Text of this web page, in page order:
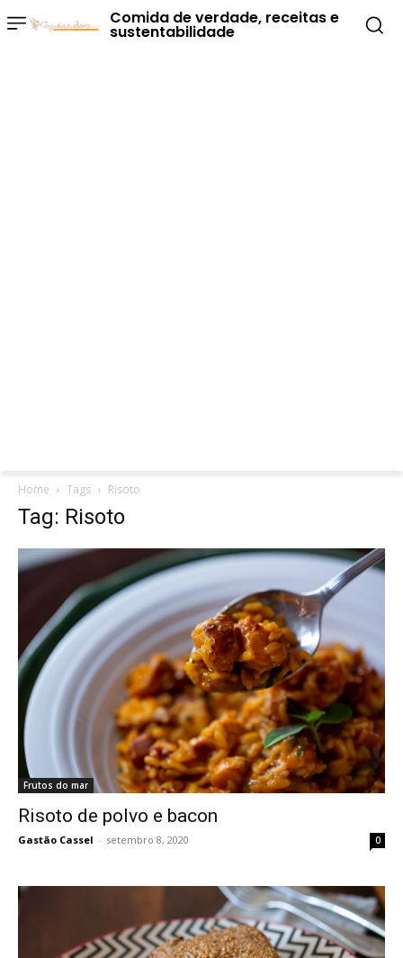
Comida de verdade, receitas e
sustentabilidade
Home Tags Risoto
Tag: Risoto
Frutos do mar
Risoto de polvo e bacon
Gastão Cassel - setembro 8, 2020 0